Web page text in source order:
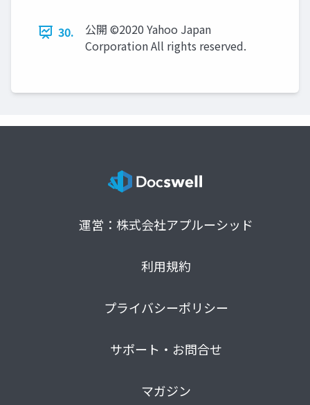
30.
公開 ©2020 Yahoo Japan
Corporation All rights reserved.
運営：株式会社アプルーシッド
利用規約
プライバシーポリシー
サポート・お問合せ
マガジン